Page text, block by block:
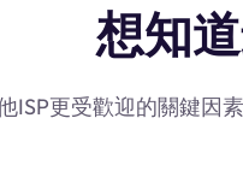
想知
ISP更受歡迎的關鍵因